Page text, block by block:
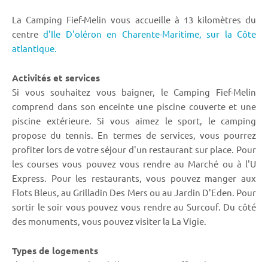
La Camping Fief-Melin vous accueille à 13 kilomètres du
centred'Ile D'oléron en Charente-Maritime,
sur la Côte
atlantique.
Activités et services
Si vous souhaitez vous baigner, le Camping Fief-Melin
comprend dans son enceinte une piscine couverte et une
piscine extérieure. Si vous aimez le sport, le camping
propose du tennis. En termes de services, vous pourrez
profiter lors de votre séjour d'un restaurant sur place. Pour
les courses vous pouvez vous rendre au Marché ou à l'U
Express. Pour les restaurants, vous pouvez manger aux
Flots Bleus, au Grilladin Des Mers ou au Jardin D'Eden. Pour
sortir le soir vous pouvez vous rendre au Surcouf. Du côté
des monuments, vous pouvez visiter la La Vigie.
Types de logements